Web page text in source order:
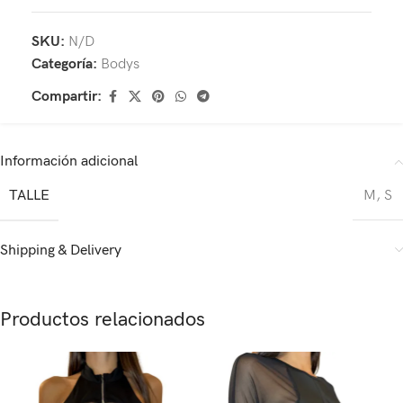
SKU: N/D
Categoría: Bodys
Compartir:
Información adicional
TALLE
M, S
Shipping & Delivery
Productos relacionados